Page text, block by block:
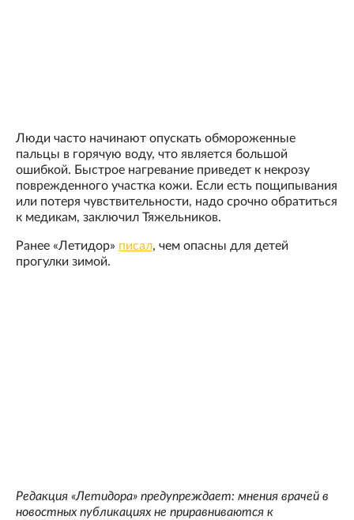
Люди часто начинают опускать обмороженные
пальцы в горячую воду, что является большой
ошибкой. Быстрое нагревание приведет к некрозу
поврежденного участка кожи. Если есть пощипывания
или потеря чувствительности, надо срочно обратиться
к медикам, заключил Тяжельников.
Ранее «Летидор» писал, чем опасны для детей
прогулки зимой.
Редакция «Летидора» предупреждает: мнения врачей в
новостных публикациях не приравниваются к